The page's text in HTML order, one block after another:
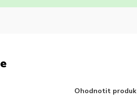
Ohodnotit